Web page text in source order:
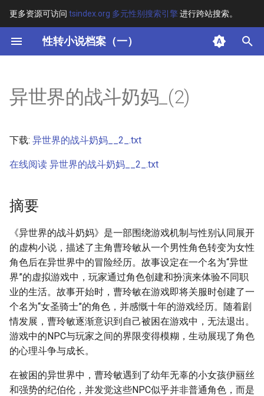
更多资源可访问 tsindex.org 多元性别搜索引擎进行跨站搜索。
性转小说档案（一）
键
开
搜
索
其他信息 [Processed Page
异世界的战斗奶妈_(2)
下载: 异世界的战斗奶妈__2_.txt
在线阅读 异世界的战斗奶妈__2_.txt
摘要
《异世界的战斗奶妈》是一部围绕游戏机制与性别认同展开
的虚构小说，描述了主角曹玲敏从一个男性角色转变为女性
角色后在异世界中的冒险经历。故事设定在一个名为“异世
界”的虚拟游戏中，玩家通过角色创建和扮演来体验不同职
业的生活。故事开始时，曹玲敏在游戏即将关服时创建了一
个名为“女圣骑士”的角色，并感慨十年的游戏经历。随着剧
情发展，曹玲敏逐渐意识到自己被困在游戏中，无法退出。
游戏中的NPC与玩家之间的界限变得模糊，生动展现了角色
的心理斗争与成长。
在被困的异世界中，曹玲敏遇到了幼年无辜的小女孩伊丽丝
和强势的纪伯伦，并发觉这些NPC似乎并非普通角色，而是